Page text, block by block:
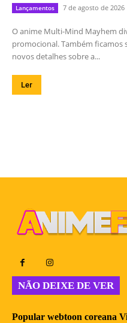
Lançamentos 7 de agosto de 2026
O anime Multi-Mind Mayhem
promocional. Também ficamos
novos detalhes sobre a...
Ler
NÃO DEIXE DE VER
Popular webtoon coreana